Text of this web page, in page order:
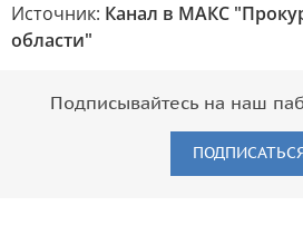
Источник: Канал в МАКС
области"
Подписывайтесь на наш